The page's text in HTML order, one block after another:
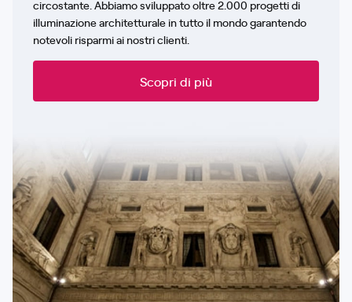
circostante. Abbiamo sviluppato oltre 2.000 progetti di
illuminazione architetturale in tutto il mondo garantendo
notevoli risparmi ai nostri clienti.
Scopri di più